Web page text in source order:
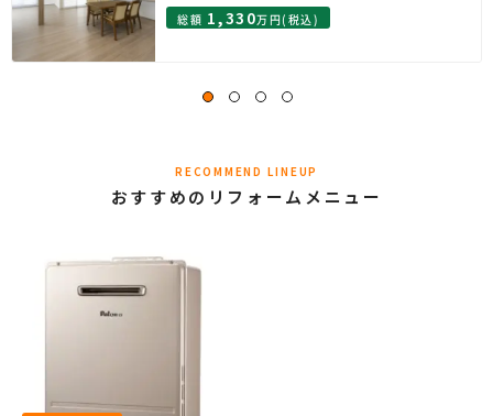
総額 1,330万円(税込)
RECOMMEND LINEUP
おすすめのリフォームメニュー